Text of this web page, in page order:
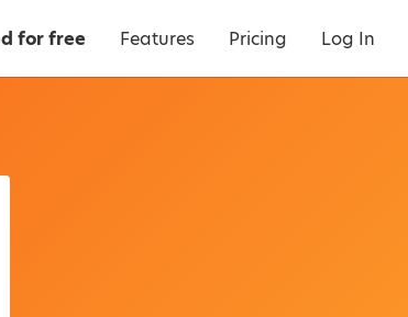
for free Features Pricing Log In